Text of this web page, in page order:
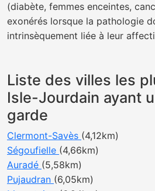
(diabète, femmes enceintes,
exonérés lorsque la pathologie
intrinsèquement liée à leur
Liste des villes les
Isle-Jourdain ayant
garde
Clermont-Savès (4,12km)
Ségoufielle (4,66km)
Auradé (5,58km)
Pujaudran (6,05km)